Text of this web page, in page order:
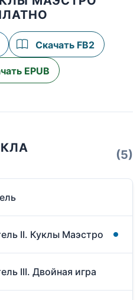
Скачать FB2
EPUB
(5)
II. Куклы Маэстро
III. Двойная игра